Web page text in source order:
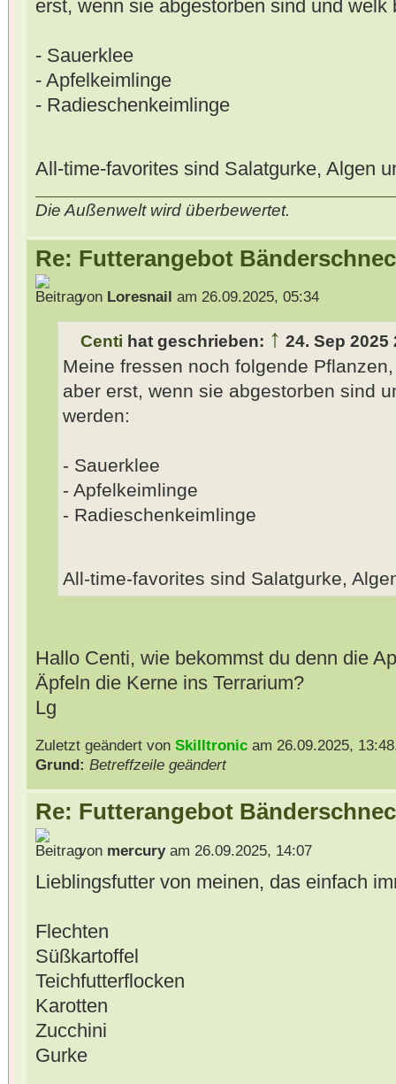
erst, wenn sie abgestorben sind und welk
- Sauerklee
- Apfelkeimlinge
- Radieschenkeimlinge
All-time-favorites sind Salatgurke, Algen
Die Außenwelt wird überbewertet.
Re: Futterangebot
von Loresnail am 26.09.2025, 05:34
Centi hat geschrieben: ↑ 24. Sep 2025
Meine fressen noch folgende
aber erst, wenn sie abgestorben sind
werden:
- Sauerklee
- Apfelkeimlinge
- Radieschenkeimlinge
All-time-favorites sind Salatgurke,
Hallo Centi, wie bekommst du denn die
Äpfeln die Kerne ins Terrarium?
Lg
Zuletzt geändert von Skilltronicam 26.09.2025,
Grund: Betreffzeile geändert
Re: Futterangebot
von mercuryam 26.09.2025, 14:07
Lieblingsfutter von meinen, das einfach
Flechten
Süßkartoffel
Teichfutterflocken
Karotten
Zucchini
Gurke